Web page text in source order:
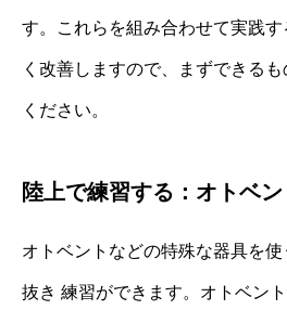
す。これらを組み合わせて実践
く改善しますので、まずできる
ください。
陸上で練習する：オトベ
オトベントなどの特殊な器具を
抜き 練習ができます。オトベン